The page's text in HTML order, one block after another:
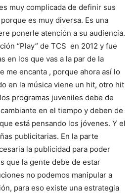
muy complicada de definir sus
es muy diversa. Es una
ponerle atención a su audiencia.
“Play” de TCS en 2012 y fue
en los que vas a la par de la
me encanta , porque ahora así lo
en la música viene un hit, otro hit
programas juveniles debe de
en el tiempo y deben de
está pensando los jóvenes. Y el
publicitarias. En la parte
la publicidad para poder
que la gente debe de estar
no podemos manipular a
para eso existe una estrategia